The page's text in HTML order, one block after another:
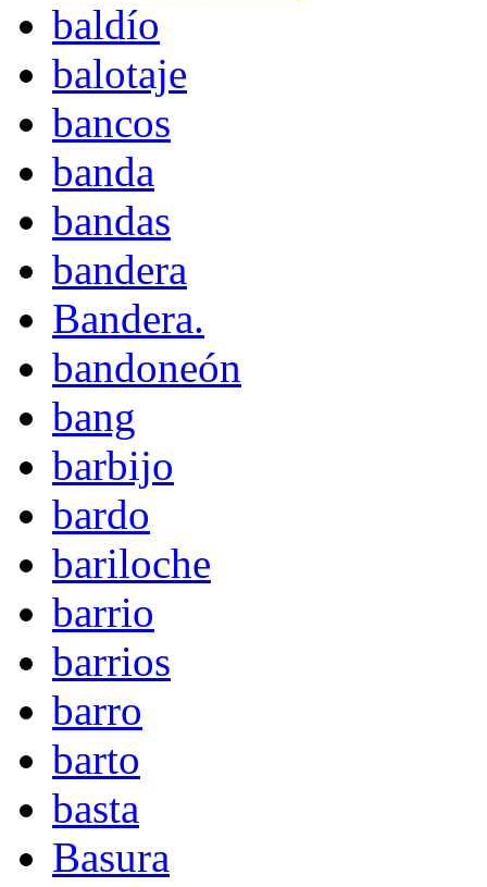
baldío
balotaje
bancos
banda
bandas
bandera
Bandera.
bandoneón
bang
barbijo
bardo
bariloche
barrio
barrios
barro
barto
basta
Basura